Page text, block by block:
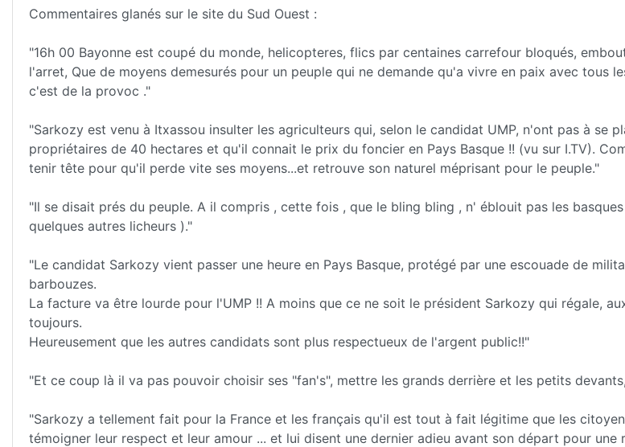
Commentaires glanés sur le site du Sud Ouest :
"16h 00 Bayonne est coupé du monde, helicopteres, flics par centaines carrefour bloqués,
l'arret, Que de moyens demesurés pour un peuple qui ne demande qu'a vivre en paix avec tous
c'est de la provoc ."
"Sarkozy est venu à Itxassou insulter les agriculteurs qui, selon le candidat UMP, n'ont pas à se
propriétaires de 40 hectares et qu'il connait le prix du foncier en Pays Basque !! (vu sur I.TV).
tenir tête pour qu'il perde vite ses moyens...et retrouve son naturel méprisant pour le peuple."
"Il se disait prés du peuple. A il compris , cette fois , que le bling bling , n' éblouit pas les
quelques autres licheurs )."
"Le candidat Sarkozy vient passer une heure en Pays Basque, protégé par une escouade de
barbouzes.
La facture va être lourde pour l'UMP !! A moins que ce ne soit le président Sarkozy qui régale,
toujours.
Heureusement que les autres candidats sont plus respectueux de l'argent public!!"
"Et ce coup là il va pas pouvoir choisir ses "fan's", mettre les grands derrière et les petits
"Sarkozy a tellement fait pour la France et les français qu'il est tout à fait légitime que les
témoigner leur respect et leur amour ... et lui disent une dernier adieu avant son départ pour une